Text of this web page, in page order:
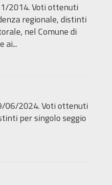
2014. Voti ottenuti
regionale, distinti
nel Comune di
ai...
06/2024. Voti ottenuti
per singolo seggio